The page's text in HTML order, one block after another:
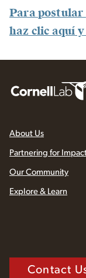
Para postular
haz clic aquí
About Us
Partnering for
Our Community
Explore & Learn
Contact